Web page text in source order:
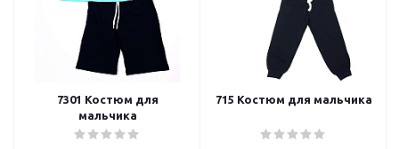
7301 Костюм для
мальчика
715 Костюм для мальчика